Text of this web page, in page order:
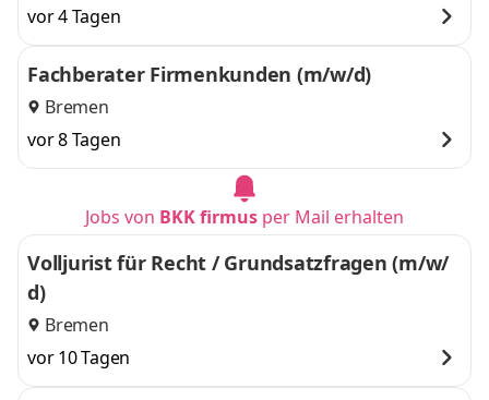
vor 4 Tagen
Fachberater Firmenkunden (m/w/d)
Bremen
vor 8 Tagen
Jobs von BKK firmus per Mail erhalten
Volljurist für Recht / Grundsatzfragen (m/w/
d)
Bremen
vor 10 Tagen